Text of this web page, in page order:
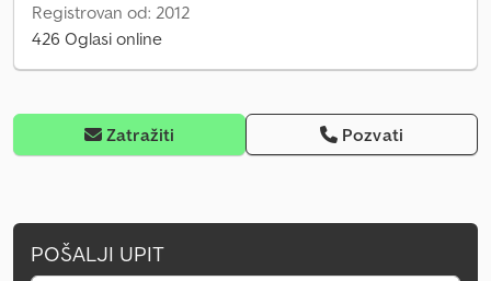
Registrovan od: 2012
426 Oglasi online
Zatražiti Pozvati
POŠALJI UPIT